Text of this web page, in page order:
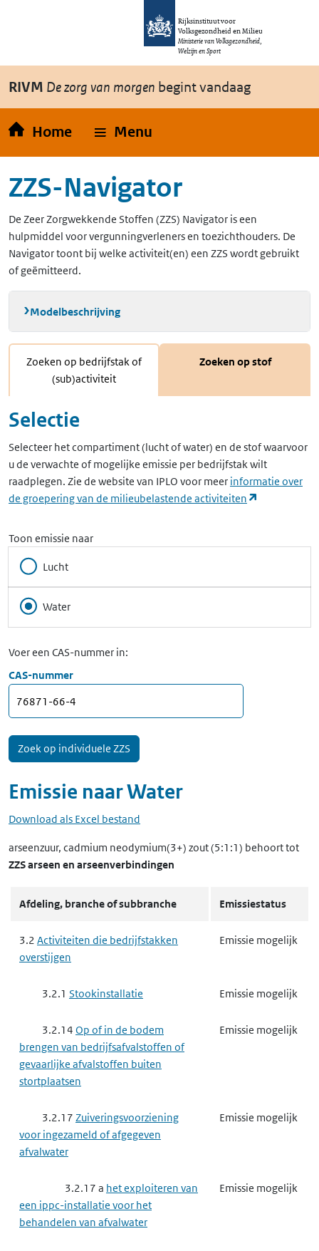
Overslaan en naar de inhoud gaan
Rijksinstituut voor
Volksgezondheid en Milieu
Ministerie van Volksgezondheid,
Welzijn en Sport
RIVM De zorg van morgen begint vandaag
Home Menu
ZZS-Navigator
De Zeer Zorgwekkende Stoffen (ZZS) Navigator is een
hulpmiddel voor vergunningverleners en toezichthouders. De
Navigator toont bij welke activiteit(en) een ZZS wordt gebruikt
of geëmitteerd.
Modelbeschrijving
Zoeken op bedrijfstak of
(sub)activiteit
Zoeken op stof
Selectie
Selecteer het compartiment (lucht of water) en de stof waarvoor
u de verwachte of mogelijke emissie per bedrijfstak wilt
raadplegen. Zie de website van IPLO voor meer informatie over
de groepering van de milieubelastende activiteiten
Toon emissie naar
Lucht
Water
Voer een CAS-nummer in:
CAS-nummer
Emissie naarWater
Download als Excel bestand
arseenzuur, cadmium neodymium(3+) zout (5:1:1) behoort tot
ZZS arseen en arseenverbindingen
Afdeling, branche of subbranche Emissiestatus
3.2 Activiteiten die bedrijfstakken
overstijgen
Emissie mogelijk
3.2.1 Stookinstallatie Emissie mogelijk
3.2.14 Op of in de bodem
brengen van bedrijfsafvalstoffen of
gevaarlijke afvalstoffen buiten
stortplaatsen
Emissie mogelijk
3.2.17 Zuiveringsvoorziening
voor ingezameld of afgegeven
afvalwater
Emissie mogelijk
3.2.17 a het exploiteren van
een ippc-installatie voor het
behandelen van afvalwater
Emissie mogelijk